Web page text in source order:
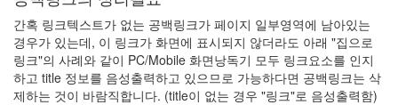
간혹 링크텍스트가 없는 공백링크가 페이지 일부영역에 남아있는
경우가 있는데, 이 링크가 화면에 표시되지 않더라도 아래 "집으로
링크"의 사례와 같이 PC/Mobile 화면낭독기 모두 링크요소를 인지
하고 title 정보를 음성출력하고 있으므로 가능하다면 공백링크는 삭
제하는 것이 바람직합니다. (title이 없는 경우 "링크"로 음성출력함)
@@;;
YES24